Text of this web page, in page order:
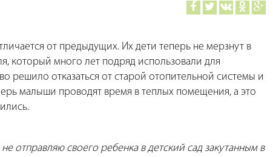
от предыдущих. Их дети теперь не мерзнут в
который много лет подряд использовали для
решило отказаться от старой отопительной системы и
малыши проводят время в теплых помещения, а это
отправляю своего ребенка в детский сад закутанным в